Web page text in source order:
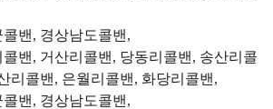
밴, 경상남도콜밴,
밴, 거산리콜밴, 당동리콜밴, 송산리콜
리콜밴, 은월리콜밴, 화당리콜밴,
밴, 경상남도콜밴,